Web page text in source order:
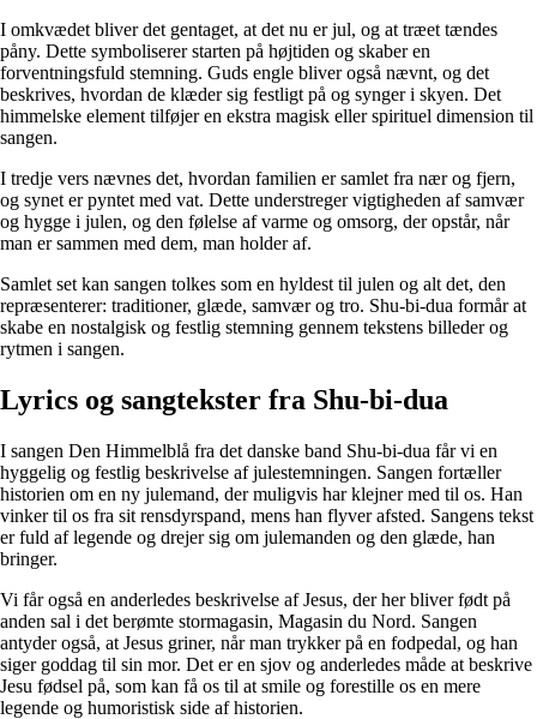
I omkvædet bliver det gentaget, at det nu er jul, og at træet tændes
påny. Dette symboliserer starten på højtiden og skaber en
forventningsfuld stemning. Guds engle bliver også nævnt, og det
beskrives, hvordan de klæder sig festligt på og synger i skyen. Det
himmelske element tilføjer en ekstra magisk eller spirituel dimension til
sangen.
I tredje vers nævnes det, hvordan familien er samlet fra nær og fjern,
og synet er pyntet med vat. Dette understreger vigtigheden af samvær
og hygge i julen, og den følelse af varme og omsorg, der opstår, når
man er sammen med dem, man holder af.
Samlet set kan sangen tolkes som en hyldest til julen og alt det, den
repræsenterer: traditioner, glæde, samvær og tro. Shu-bi-dua formår at
skabe en nostalgisk og festlig stemning gennem tekstens billeder og
rytmen i sangen.
Lyrics og sangtekster fra Shu-bi-dua
I sangen Den Himmelblå fra det danske band Shu-bi-dua får vi en
hyggelig og festlig beskrivelse af julestemningen. Sangen fortæller
historien om en ny julemand, der muligvis har klejner med til os. Han
vinker til os fra sit rensdyrspand, mens han flyver afsted. Sangens tekst
er fuld af legende og drejer sig om julemanden og den glæde, han
bringer.
Vi får også en anderledes beskrivelse af Jesus, der her bliver født på
anden sal i det berømte stormagasin, Magasin du Nord. Sangen
antyder også, at Jesus griner, når man trykker på en fodpedal, og han
siger goddag til sin mor. Det er en sjov og anderledes måde at beskrive
Jesu fødsel på, som kan få os til at smile og forestille os en mere
legende og humoristisk side af historien.